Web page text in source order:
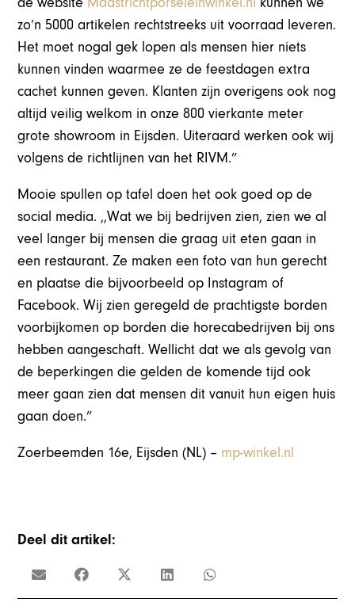
zo’n 5000 artikelen rechtstreeks uit voorraad leveren.
Het moet nogal gek lopen als mensen hier niets
kunnen vinden waarmee ze de feestdagen extra
cachet kunnen geven. Klanten zijn overigens ook nog
altijd veilig welkom in onze 800 vierkante meter
grote showroom in Eijsden. Uiteraard werken ook wij
volgens de richtlijnen van het RIVM.”
Mooie spullen op tafel doen het ook goed op de
social media. ,,Wat we bij bedrijven zien, zien we al
veel langer bij mensen die graag uit eten gaan in
een restaurant. Ze maken een foto van hun gerecht
en plaatse die bijvoorbeeld op Instagram of
Facebook. Wij zien geregeld de prachtigste borden
voorbijkomen op borden die horecabedrijven bij ons
hebben aangeschaft. Wellicht dat we als gevolg van
de beperkingen die gelden de komende tijd ook
meer gaan zien dat mensen dit vanuit hun eigen huis
gaan doen.”
Zoerbeemden 16e, Eijsden (NL) – mp-winkel.nl
Deel dit artikel: